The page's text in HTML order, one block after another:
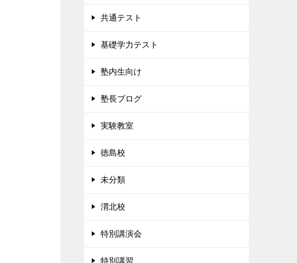
共通テスト
基礎学力テスト
塾内生向け
塾長ブログ
実験教室
徳島校
未分類
渭北校
特別講演会
特別講習